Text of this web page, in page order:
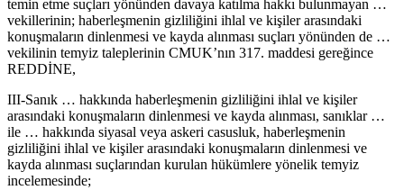
temin etme suçları yönünden davaya katılma hakkı bulunmayan …
vekillerinin; haberleşmenin gizliliğini ihlal ve kişiler arasındaki
konuşmaların dinlenmesi ve kayda alınması suçları yönünden de …
vekilinin temyiz taleplerinin CMUK’nın 317. maddesi gereğince
REDDİNE,
III-Sanık … hakkında haberleşmenin gizliliğini ihlal ve kişiler
arasındaki konuşmaların dinlenmesi ve kayda alınması, sanıklar …
ile … hakkında siyasal veya askeri casusluk, haberleşmenin
gizliliğini ihlal ve kişiler arasındaki konuşmaların dinlenmesi ve
kayda alınması suçlarından kurulan hükümlere yönelik temyiz
incelemesinde;